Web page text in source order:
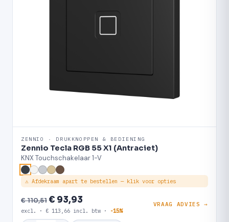
ZENNIO · DRUKKNOPPEN & BEDIENING
Zennio Tecla RGB 55 X1 (Antraciet)
KNX Touchschakelaar 1-V
⚠ Afdekraam apart te bestellen — klik voor opties
€ 110,51€ 93,93
excl. · € 113,66 incl. btw · -15%
VRAAG ADVIES →